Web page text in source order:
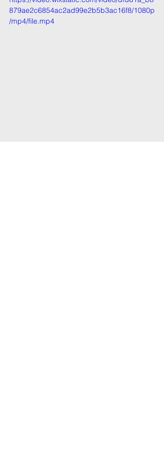
879ae2c6854ac2ad99e2b5b3ac16f8/1080p
/mp4/file.mp4